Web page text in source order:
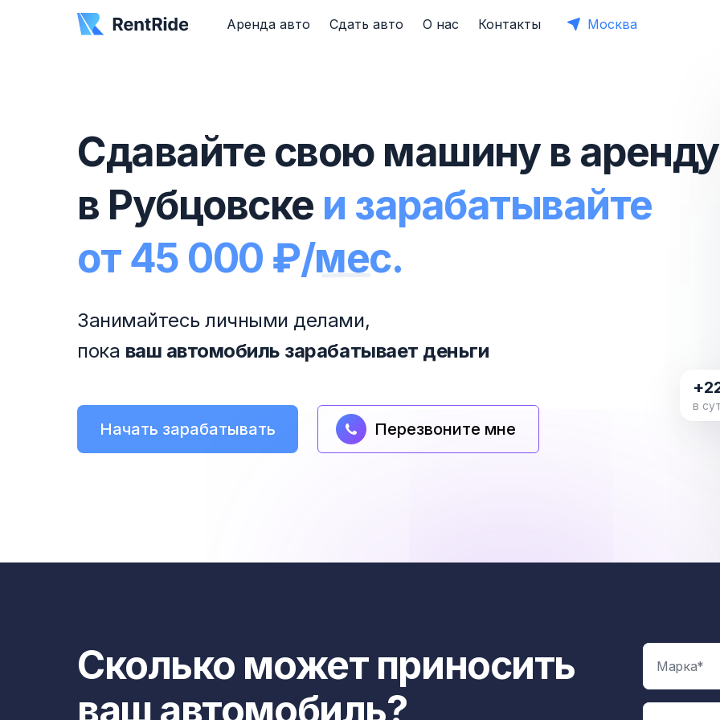
Аренда авто Сдать авто О нас Контакты Москва
Сдавайте свою машину в аренду
в Рубцовске и зарабатывайте
от 45 000 ₽/мес.
Занимайтесь личными делами,
пока ваш автомобиль зарабатывает деньги
Начать зарабатывать Перезвоните мне
в
Сколько может приносить
ваш автомобиль?